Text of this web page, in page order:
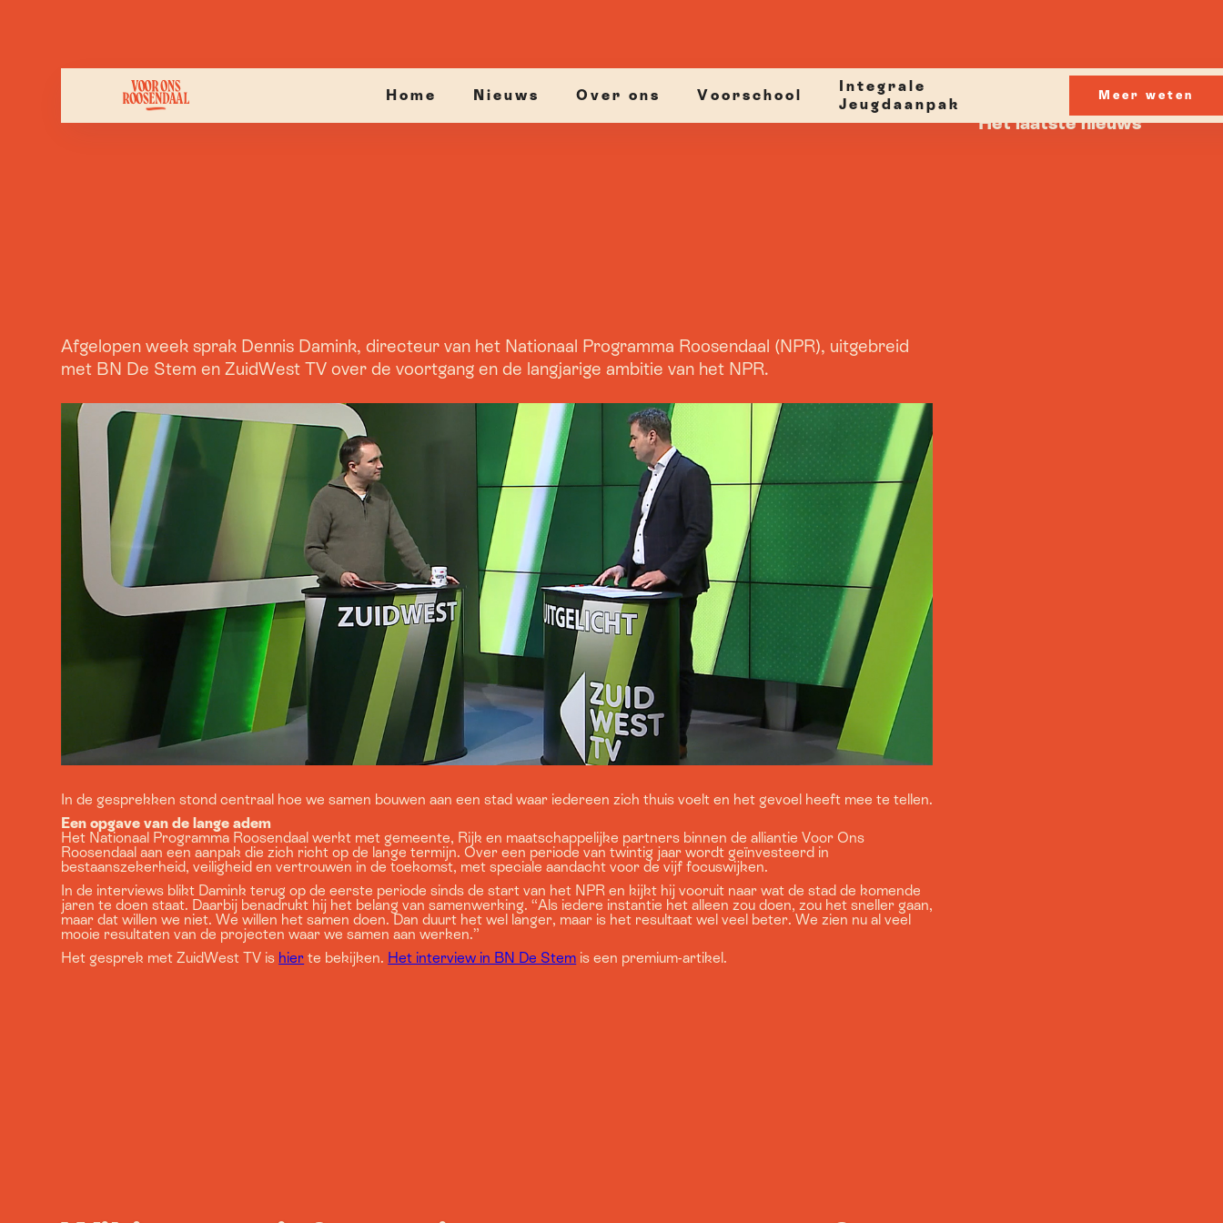
Home Nieuws Over ons Voorschool
Integrale
Jeugdaanpak
Meer weten
Afgelopen week sprak Dennis Damink, directeur van het Nationaal Programma Roosendaal (NPR), uitgebreid
met BN De Stem en ZuidWest TV over de voortgang en de langjarige ambitie van het NPR.
In de gesprekken stond centraal hoe we samen bouwen aan een stad waar iedereen zich thuis voelt en het gevoel heeft mee te tellen.
Een opgave van de lange adem
Het Nationaal Programma Roosendaal werkt met gemeente, Rijk en maatschappelijke partners binnen de alliantie Voor Ons
Roosendaal aan een aanpak die zich richt op de lange termijn. Over een periode van twintig jaar wordt geïnvesteerd in
bestaanszekerheid, veiligheid en vertrouwen in de toekomst, met speciale aandacht voor de vijf focuswijken.
In de interviews blikt Damink terug op de eerste periode sinds de start van het NPR en kijkt hij vooruit naar wat de stad de komende
jaren te doen staat. Daarbij benadrukt hij het belang van samenwerking. “Als iedere instantie het alleen zou doen, zou het sneller gaan,
maar dat willen we niet. We willen het samen doen. Dan duurt het wel langer, maar is het resultaat wel veel beter. We zien nu al veel
mooie resultaten van de projecten waar we samen aan werken.”
Het gesprek met ZuidWest TV is hier te bekijken. Het interview in BN De Stem is een premium-artikel.
Het laatste nieuws